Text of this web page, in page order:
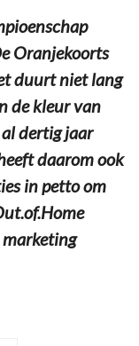
Oranjekoorts
duurt niet lang
de kleur van
dertig jaar
daarom ook
in petto om
marketing